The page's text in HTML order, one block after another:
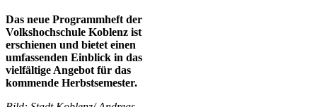
Das neue Programmheft der
Volkshochschule Koblenz ist
erschienen und bietet einen
umfassenden Einblick in das
vielfältige Angebot für das
kommende Herbstsemester.